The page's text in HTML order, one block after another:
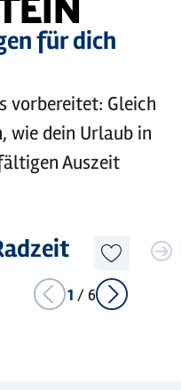
für dich
vorbereitet: Gleich
wie dein Urlaub in
Auszeit
Diesen
Artikel
merken
Mehr
1 /6